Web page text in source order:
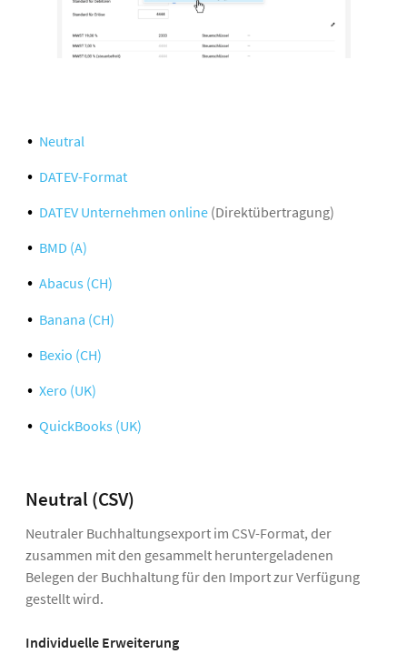
Neutral
DATEV-Format
DATEV Unternehmen online (Direktübertragung)
BMD (A)
Abacus (CH)
Banana (CH)
Bexio (CH)
Xero (UK)
QuickBooks (UK)
Neutral (CSV)
Neutraler Buchhaltungsexport im CSV-Format, der
zusammen mit den gesammelt heruntergeladenen
Belegen der Buchhaltung für den Import zur Verfügung
gestellt wird.
Individuelle Erweiterung